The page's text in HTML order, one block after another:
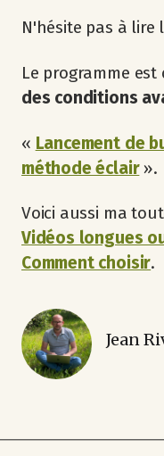
N'hésite pas à lire
Le programme
des conditions
« Lancement de
méthode éclair».
Voici aussi ma
Vidéos longues
Comment choisir.
Jean